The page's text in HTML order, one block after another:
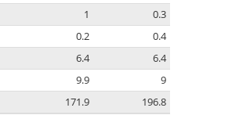
1
0.3
0.2
0.4
6.4
6.4
9.9
9
171.9 196.8